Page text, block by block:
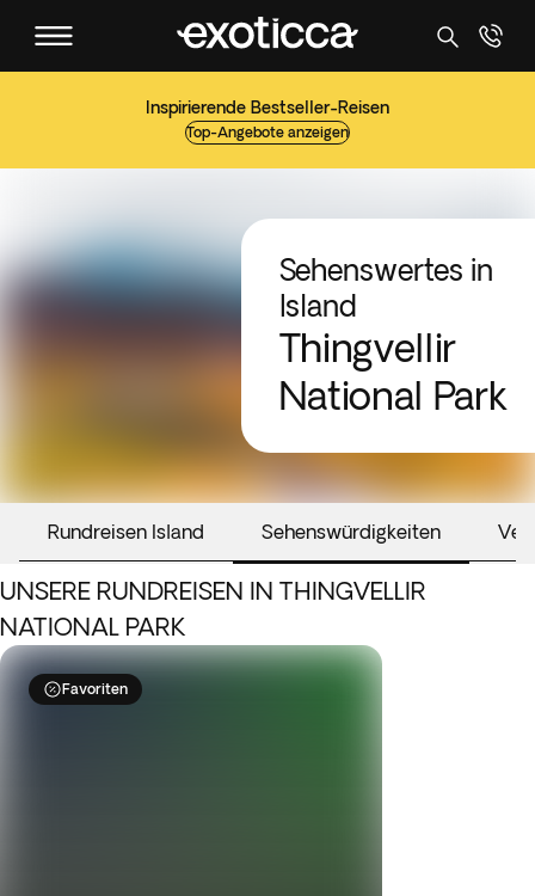
Inspirierende Bestseller-Reisen
Top-Angebote anzeigen
Sehenswertes in
Island
Thingvellir
National Park
Rundreisen Island Sehenswürdigkeiten
UNSERE RUNDREISEN IN THINGVELLIR
NATIONAL PARK
Favoriten